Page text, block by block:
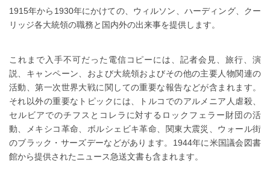
1915年から1930年にかけての、ウィルソン、ハーディング、クー
リッジ各大統領の職務と国内外の出来事を提供します。
これまで入手不可だった電信コピーには、記者会見、旅行、演
説、キャンペーン、および大統領およびその他の主要人物関連の
活動、第一次世界大戦に関しての重要な報告などが含まれます。
それ以外の重要なトピックには、トルコでのアルメニア人虐殺、
セルビアでのチフスとコレラに対するロックフェラー財団の活
動、メキシコ革命、ボルシェビキ革命、関東大震災、ウォール街
のブラック・サーズデーなどがあります。1944年に米国議会図書
館から提供されたニュース急送文書も含まれます。